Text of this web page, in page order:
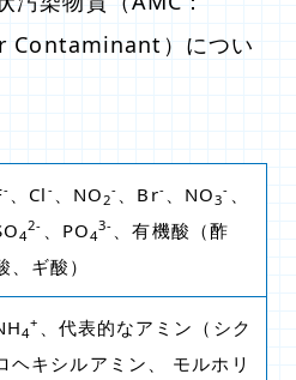
）につい
- 、Cl - 、NO 2
- 、Br- 、NO3
- 、
4
2- 、PO4
3- 、有機酸（酢
、ギ酸）
4
+ 、代表的なアミン（シク
ヘキシルアミン、 モルホリ